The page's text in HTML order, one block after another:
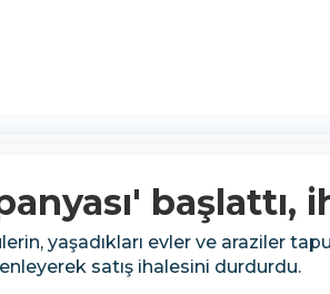
başlattı,
yaşadıkları evler ve araziler
satış ihalesini durdurdu.